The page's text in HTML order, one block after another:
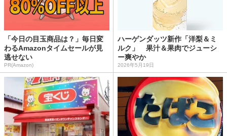
「今日の目玉商品は？」毎日変
わるAmazonタイムセールが見
逃せない
PR(Amazon)
ハーゲンダッツ新作「洋梨＆ミ
ルク」 果汁＆果肉でジューシ
ー爽やか
2026年5月19日